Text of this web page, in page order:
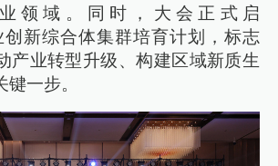
领域。同时，大会正式启
创新综合体集群培育计划，标志
产业转型升级、构建区域新质生
一步。